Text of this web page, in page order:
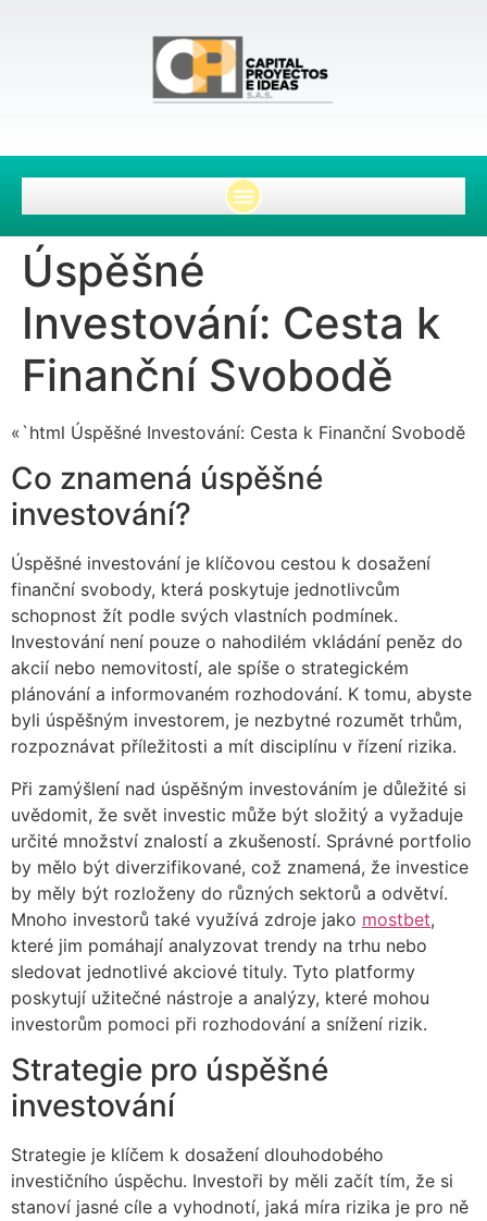
Úspěšné
Investování: Cesta k
Finanční Svobodě
«`html Úspěšné Investování: Cesta k Finanční Svobodě
Co znamená úspěšné
investování?
Úspěšné investování je klíčovou cestou k dosažení
finanční svobody, která poskytuje jednotlivcům
schopnost žít podle svých vlastních podmínek.
Investování není pouze o nahodilém vkládání peněz do
akcií nebo nemovitostí, ale spíše o strategickém
plánování a informovaném rozhodování. K tomu, abyste
byli úspěšným investorem, je nezbytné rozumět trhům,
rozpoznávat příležitosti a mít disciplínu v řízení rizika.
Při zamýšlení nad úspěšným investováním je důležité si
uvědomit, že svět investic může být složitý a vyžaduje
určité množství znalostí a zkušeností. Správné portfolio
by mělo být diverzifikované, což znamená, že investice
by měly být rozloženy do různých sektorů a odvětví.
Mnoho investorů také využívá zdroje jako mostbet,
které jim pomáhají analyzovat trendy na trhu nebo
sledovat jednotlivé akciové tituly. Tyto platformy
poskytují užitečné nástroje a analýzy, které mohou
investorům pomoci při rozhodování a snížení rizik.
Strategie pro úspěšné
investování
Strategie je klíčem k dosažení dlouhodobého
investičního úspěchu. Investoři by měli začít tím, že si
stanoví jasné cíle a vyhodnotí, jaká míra rizika je pro ně